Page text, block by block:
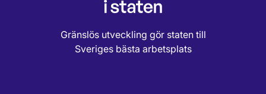
Gränslös utveckling gör staten till
Sveriges bästa arbetsplats